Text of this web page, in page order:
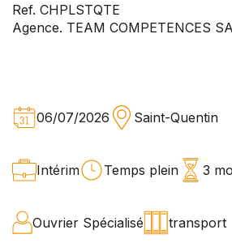
Ref. CHPLSTQTE
Agence. TEAM COMPETENCES
06/07/2026 Saint-Quentin
Intérim Temps plein 3
Ouvrier Spécialisé transport